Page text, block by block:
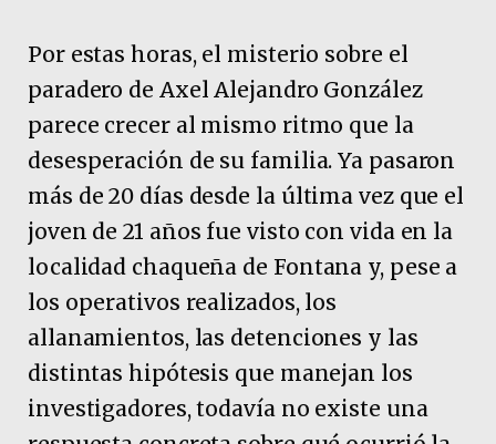
Por estas horas, el misterio sobre el
paradero de Axel Alejandro González
parece crecer al mismo ritmo que la
desesperación de su familia. Ya pasaron
más de 20 días desde la última vez que el
joven de 21 años fue visto con vida en la
localidad chaqueña de Fontana y, pese a
los operativos realizados, los
allanamientos, las detenciones y las
distintas hipótesis que manejan los
investigadores, todavía no existe una